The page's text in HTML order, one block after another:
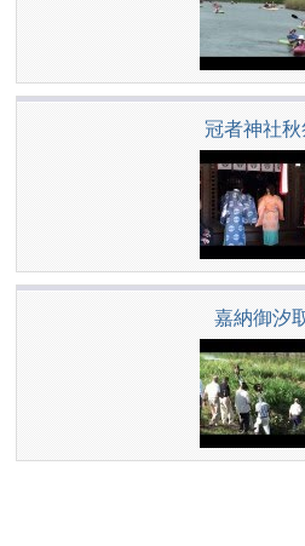
冠者神社秋
嘉納御汐